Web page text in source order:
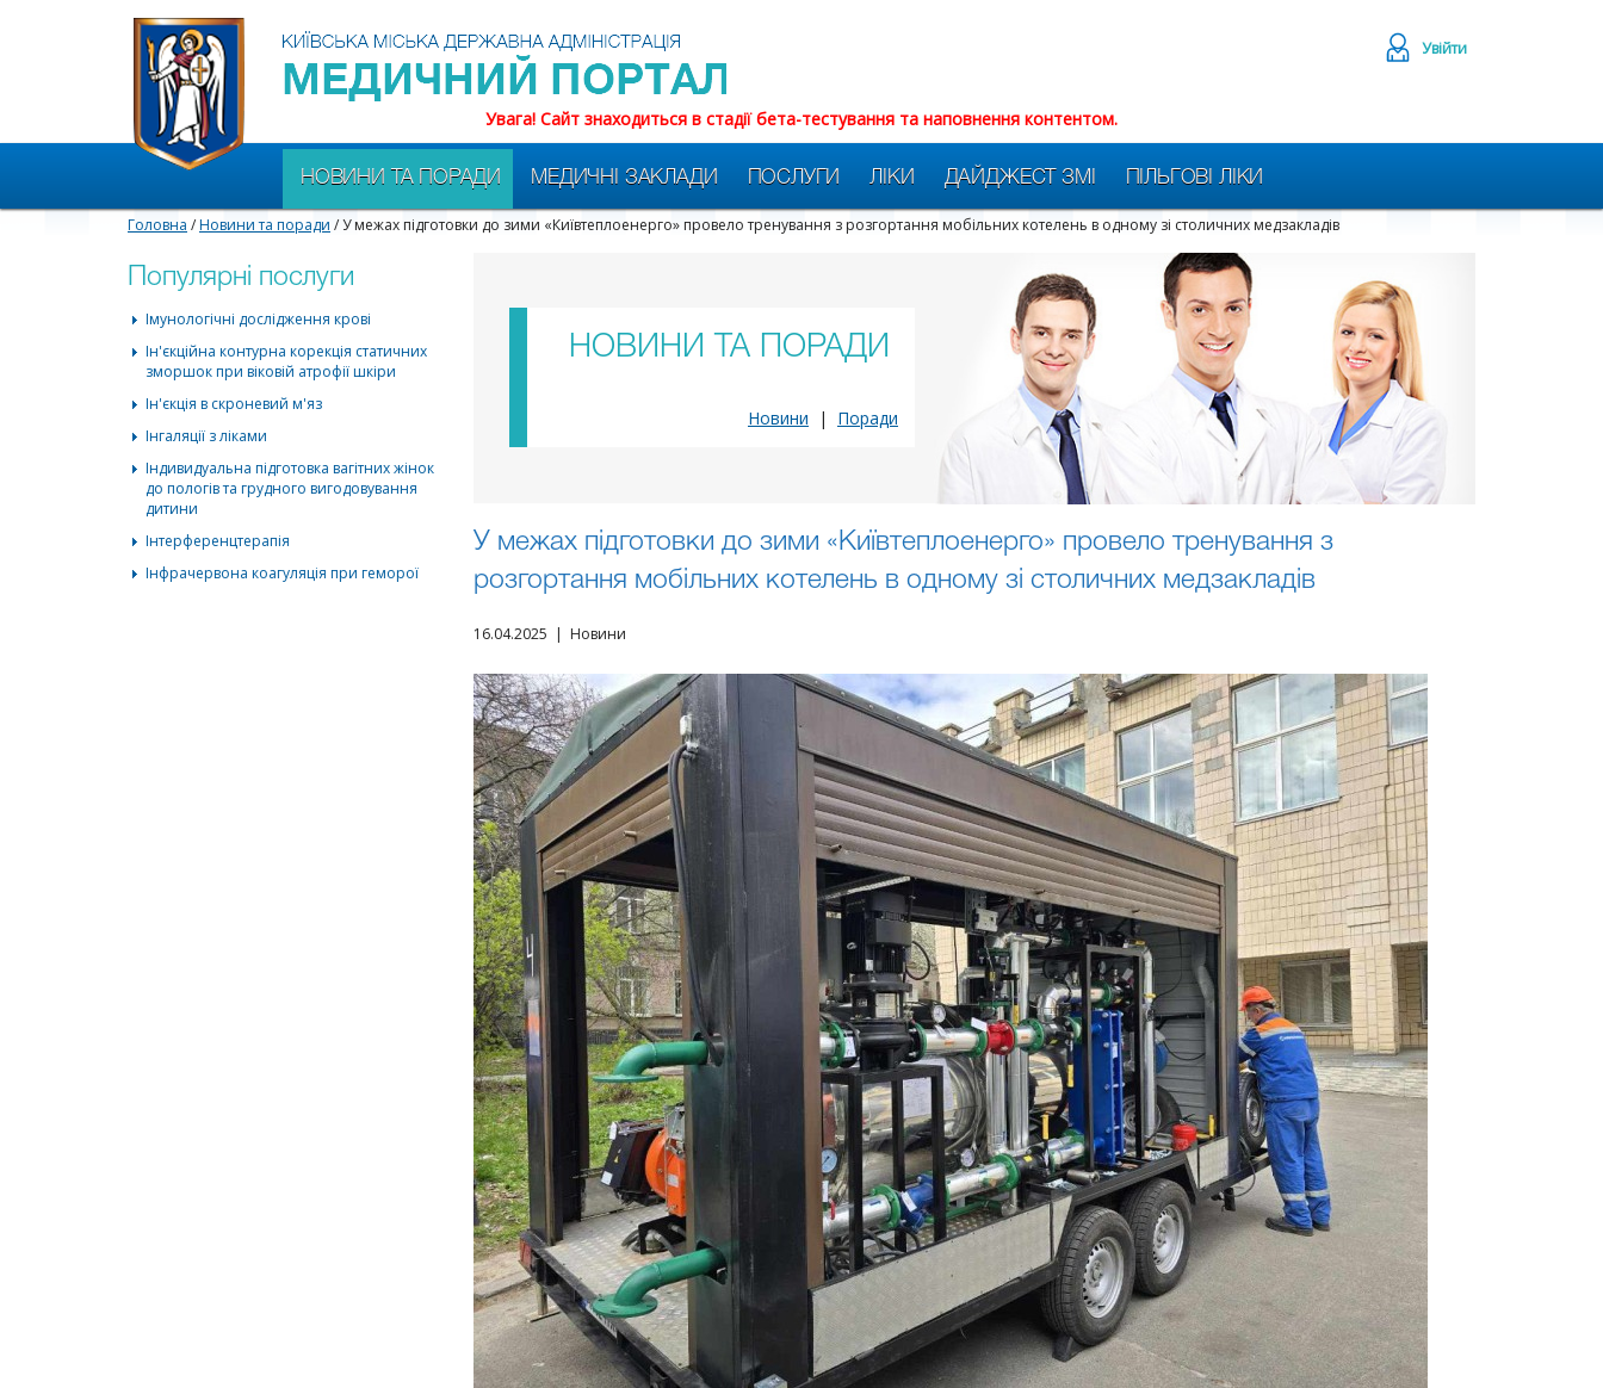
Увійти
Увага! Сайт знаходиться в стадії бета-тестування та наповнення контентом.
НОВИНИ ТА ПОРАДИ МЕДИЧНІ ЗАКЛАДИ ПОСЛУГИ ЛІКИ ДАЙДЖЕСТ ЗМІ ПІЛЬГОВІ ЛІКИ
Головна /Новини та поради / У межах підготовки до зими «Київтеплоенерго» провело тренування з розгортання мобільних котелень в одному зі столичних медзакладів
Популярні послуги
Імунологічні дослідження крові
Ін'єкційна контурна корекція статичних
зморшок при віковій атрофії шкіри
Ін'єкція в скроневий м'яз
Інгаляції з ліками
Індивидуальна підготовка вагітних жінок
до пологів та грудного вигодовування
дитини
Інтерференцтерапія
Інфрачервона коагуляція при геморої
НОВИНИ ТА ПОРАДИ
Новини | Поради
У межах підготовки до зими «Київтеплоенерго» провело тренування з
розгортання мобільних котелень в одному зі столичних медзакладів
16.04.2025 | Новини